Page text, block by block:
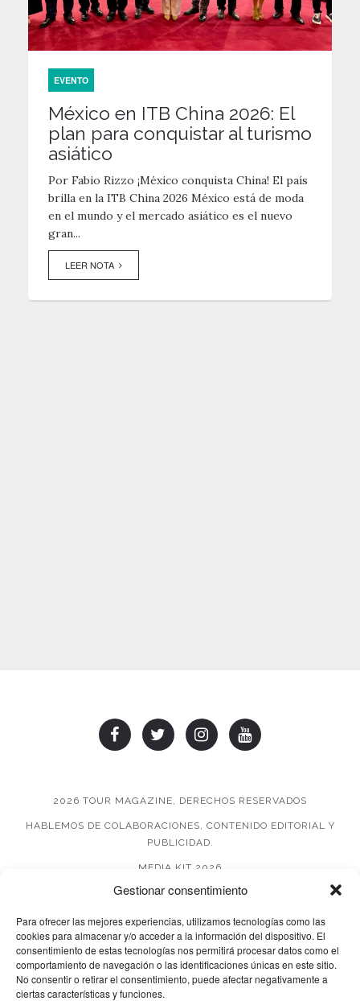
Gestionar consentimiento
Para ofrecer las mejores experiencias, utilizamos tecnologías como las
cookies para almacenar y/o acceder a la información del dispositivo. El
consentimiento de estas tecnologías nos permitirá procesar datos como el
comportamiento de navegación o las identificaciones únicas en este sitio.
No consentir o retirar el consentimiento, puede afectar negativamente a
ciertas características y funciones.
EVENTO
México en ITB China 2026: El
plan para conquistar al turismo
asiático
Por Fabio Rizzo ¡México conquista China! El país
brilla en la ITB China 2026 México está de moda
en el mundo y el mercado asiático es el nuevo
gran...
LEER NOTA
2026 TOUR MAGAZINE, DERECHOS RESERVADOS
HABLEMOS DE COLABORACIONES, CONTENIDO EDITORIAL Y
PUBLICIDAD.
MEDIA KIT 2026
AVISO DE PRIVACIDAD